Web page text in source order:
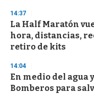
14:37
La Half Maratón
hora, distancias,
retiro de kits
14:04
En medio del agua
Bomberos para